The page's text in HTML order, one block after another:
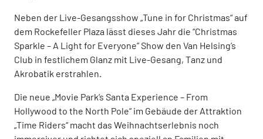
Neben der Live-Gesangsshow „Tune in for Christmas“ auf
dem Rockefeller Plaza lässt dieses Jahr die “Christmas
Sparkle – A Light for Everyone” Show den Van Helsing’s
Club in festlichem Glanz mit Live-Gesang, Tanz und
Akrobatik erstrahlen.
Die neue „Movie Park’s Santa Experience – From
Hollywood to the North Pole“ im Gebäude der Attraktion
„Time Riders“ macht das Weihnachtserlebnis noch